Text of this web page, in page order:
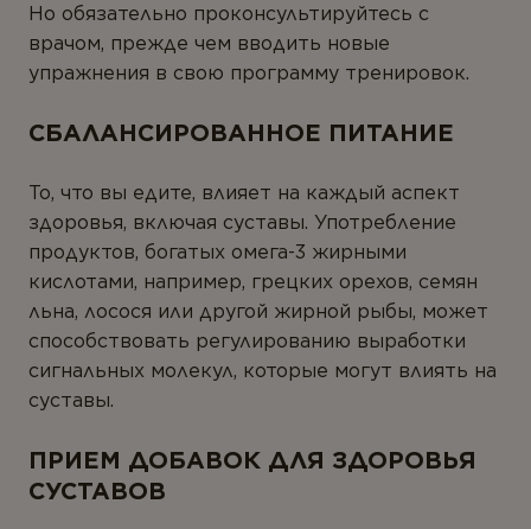
Но обязательно проконсультируйтесь с
врачом, прежде чем вводить новые
упражнения в свою программу тренировок.
СБАЛАНСИРОВАННОЕ ПИТАНИЕ
То, что вы едите, влияет на каждый аспект
здоровья, включая суставы. Употребление
продуктов, богатых омега-3 жирными
кислотами, например, грецких орехов, семян
льна, лосося или другой жирной рыбы, может
способствовать регулированию выработки
сигнальных молекул, которые могут влиять на
суставы.
ПРИЕМ ДОБАВОК ДЛЯ ЗДОРОВЬЯ
СУСТАВОВ